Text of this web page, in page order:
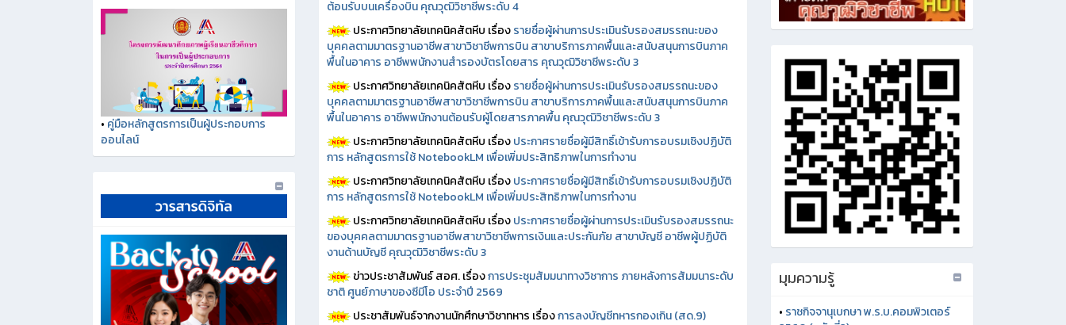
• คู่มือหลักสูตรการเป็นผู้ประกอบการ
ออนไลน์
ต้อนรับบนเครื่องบิน คุณวุฒิวิชาชีพระดับ 4
ประกาศวิทยาลัยเทคนิคสัตหีบ เรื่องรายชื่อผู้ผ่านการประเมินรับรองสมรรถนะของ
บุคคลตามมาตรฐานอาชีพสาขาวิชาชีพการบิน สาขาบริการภาคพื้นและสนับสนุนการบินภาค
พื้นในอาคาร อาชีพพนักงานสำรองบัตรโดยสาร คุณวุฒิวิชาชีพระดับ 3
ประกาศวิทยาลัยเทคนิคสัตหีบ เรื่องรายชื่อผู้ผ่านการประเมินรับรองสมรรถนะของ
บุคคลตามมาตรฐานอาชีพสาขาวิชาชีพการบิน สาขาบริการภาคพื้นและสนับสนุนการบินภาค
พื้นในอาคาร อาชีพพนักงานต้อนรับผู้โดยสารภาคพื้น คุณวุฒิวิชาชีพระดับ 3
ประกาศวิทยาลัยเทคนิคสัตหีบ เรื่องประกาศรายชื่อผู้มีสิทธิ์เข้ารับการอบรมเชิงปฏิบัติ
การ หลักสูตรการใช้ NotebookLM เพื่อเพิ่มประสิทธิภาพในการทำงาน
ประกาศวิทยาลัยเทคนิคสัตหีบ เรื่องประกาศรายชื่อผู้มีสิทธิ์เข้ารับการอบรมเชิงปฏิบัติ
การ หลักสูตรการใช้ NotebookLM เพื่อเพิ่มประสิทธิภาพในการทำงาน
ประกาศวิทยาลัยเทคนิคสัตหีบ เรื่องประกาศรายชื่อผู้ผ่านการประเมินรับรองสมรรถนะ
ของบุคคลตามมาตรฐานอาชีพสาขาวิชาชีพการเงินและประกันภัย สาขาบัญชี อาชีพผู้ปฏิบัติ
งานด้านบัญชี คุณวุฒิวิชาชีพระดับ 3
ข่าวประชาสัมพันธ์ สอศ.เรื่องการประชุมสัมมนาทางวิชาการ ภายหลังการสัมมนาระดับ
ชาติ ศูนย์ภาษาของซีมีโอ ประจำปี 2569
ประชาสัมพันธ์จากงานนักศึกษาวิชาทหาร เรื่องการลงบัญชีทหารกองเกิน (สด.9)
มุมความรู้
• ราชกิจจานุเบกษา พ.ร.บ.คอมพิวเตอร์